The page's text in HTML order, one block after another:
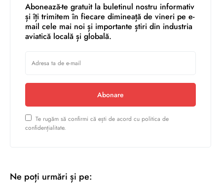
Abonează-te gratuit la buletinul nostru informativ
și îți trimitem în fiecare dimineață de vineri pe e-
mail cele mai noi și importante știri din industria
aviatică locală și globală.
Abonare
Te rugăm să confirmi că ești de acord cu politica de
confidențialitate.
Ne poți urmări și pe: